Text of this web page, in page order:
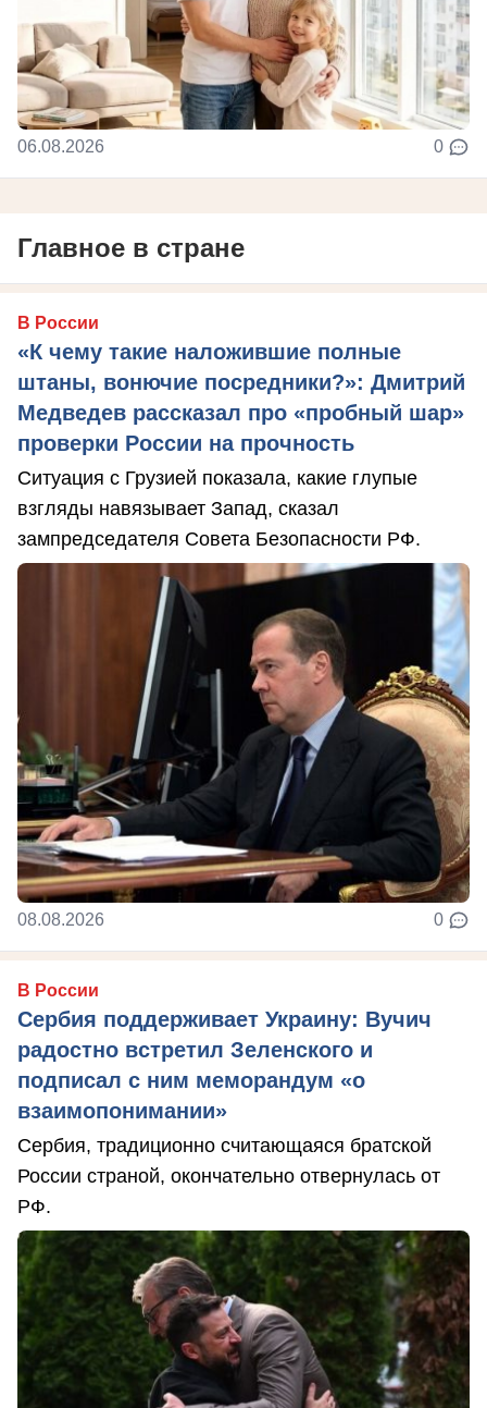
06.08.2026 0
Главное в стране
В России
«К чему такие наложившие полные
штаны, вонючие посредники?»: Дмитрий
Медведев рассказал про «пробный шар»
проверки России на прочность
Ситуация с Грузией показала, какие глупые
взгляды навязывает Запад, сказал
зампредседателя Совета Безопасности РФ.
08.08.2026 0
В России
Сербия поддерживает Украину: Вучич
радостно встретил Зеленского и
подписал с ним меморандум «о
взаимопонимании»
Сербия, традиционно считающаяся братской
России страной, окончательно отвернулась от
РФ.